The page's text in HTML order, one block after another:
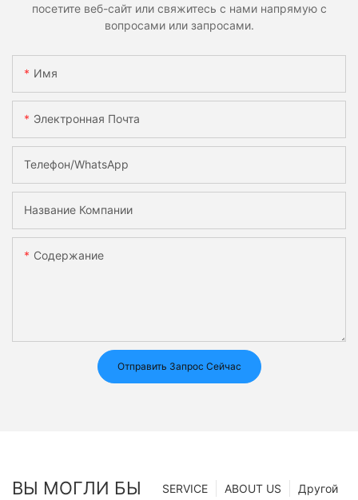
посетите веб-сайт или свяжитесь с нами напрямую с
вопросами или запросами.
Имя
Электронная Почта
Телефон/WhatsApp
Название Компании
Содержание
Отправить Запрос Сейчас
ВЫ МОГЛИ БЫ Другой
ABOUT US
SERVICE